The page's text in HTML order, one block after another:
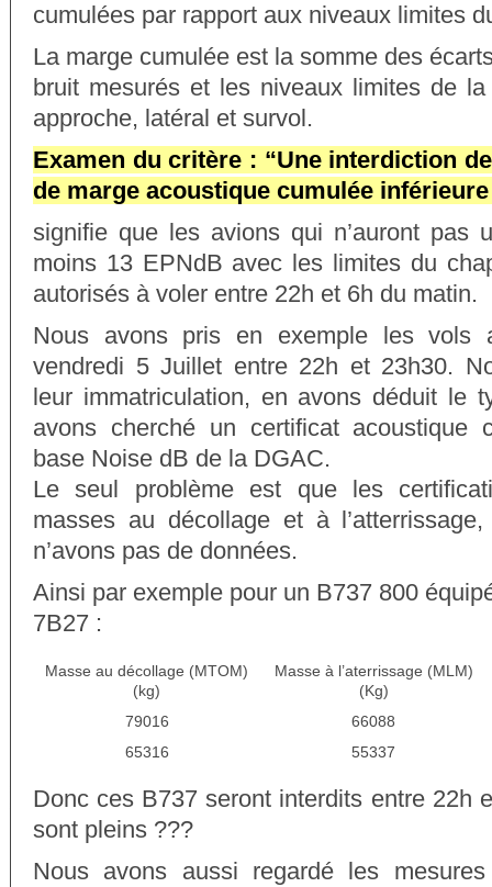
cumulées par rapport aux niveaux limites
La marge cumulée est la somme des
bruit mesurés et les niveaux limites de
approche, latéral et survol.
Examen du critère : “Une interdiction
de marge acoustique cumulée inférieure
signifie que les avions qui n’auront pas
moins 13 EPNdB avec les limites du
autorisés à voler entre 22h et 6h du matin.
Nous avons pris en exemple les vols
vendredi 5 Juillet entre 22h et 23h30.
leur immatriculation, en avons déduit le
avons cherché un certificat acoustique
base Noise dB de la DGAC.
Le seul problème est que les
masses au décollage et à
n’avons pas de données.
Ainsi par exemple pour un B737 800
7B27 :
Masse au décollage (MTOM)
(kg)
Masse à l’aterrissage (MLM)
(Kg)
79016
66088
65316
55337
Donc ces B737 seront interdits entre 22h
sont pleins ???
Nous avons aussi regardé les